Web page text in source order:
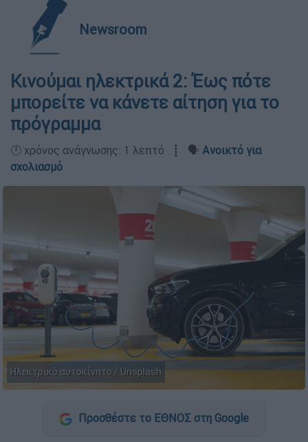
Newsroom
Κινούμαι ηλεκτρικά 2: Έως πότε
μπορείτε να κάνετε αίτηση για το
πρόγραμμα
🕛 χρόνος ανάγνωσης: 1 λεπτό ┋ 🗣️ Ανοικτό για
σχολιασμό
Ηλεκτρικό αυτοκίνητο / Unsplash
Προσθέστε το ΕΘΝΟΣ στη Google